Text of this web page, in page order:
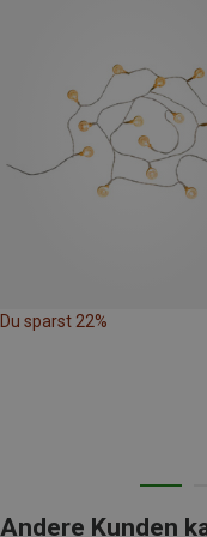
Du sparst 22%
Andere Kunden